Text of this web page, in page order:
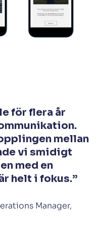
för flera år
mellan
vi smidigt
med en
helt i fokus.”
Manager,